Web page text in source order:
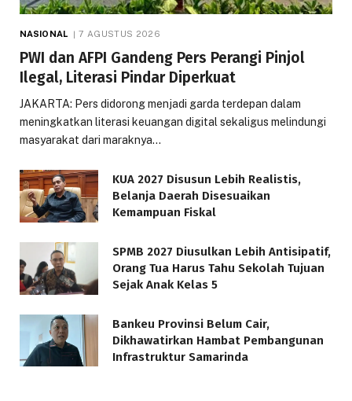
NASIONAL 7 AGUSTUS 2026
PWI dan AFPI Gandeng Pers Perangi Pinjol
Ilegal, Literasi Pindar Diperkuat
JAKARTA: Pers didorong menjadi garda terdepan dalam
meningkatkan literasi keuangan digital sekaligus melindungi
masyarakat dari maraknya…
KUA 2027 Disusun Lebih Realistis,
Belanja Daerah Disesuaikan
Kemampuan Fiskal
SPMB 2027 Diusulkan Lebih Antisipatif,
Orang Tua Harus Tahu Sekolah Tujuan
Sejak Anak Kelas 5
Bankeu Provinsi Belum Cair,
Dikhawatirkan Hambat Pembangunan
Infrastruktur Samarinda